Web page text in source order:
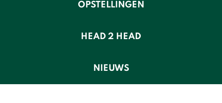
OPSTELLINGEN
HEAD 2 HEAD
NIEUWS